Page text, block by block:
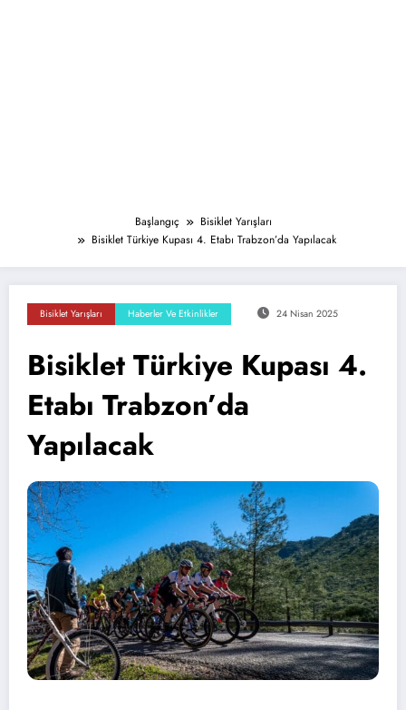
Başlangıç
Bisiklet Yarışları
Bisiklet Türkiye Kupası 4. Etabı Trabzon’da Yapılacak
Bisiklet Yarışları Haberler Ve Etkinlikler 24 Nisan 2025
Bisiklet Türkiye Kupası 4.
Etabı Trabzon’da
Yapılacak